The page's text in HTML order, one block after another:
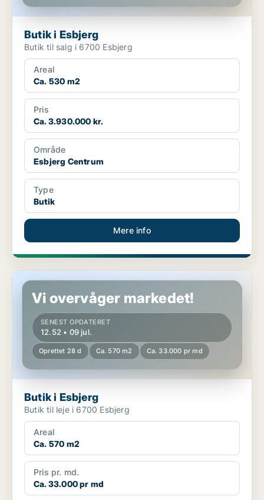
Butik i Esbjerg
Butik til salg i 6700 Esbjerg
Areal
Ca. 530 m2
Pris
Ca. 3.930.000 kr.
Område
Esbjerg Centrum
Type
Butik
Mere info
Butik i Esbjerg
Vi overvåger markedet!
SENEST OPDATERET
12.52 • 09 jul.
Oprettet 28 d Ca. 570 m2 Ca. 33.000 pr md
Butik i Esbjerg
Butik til leje i 6700 Esbjerg
Areal
Ca. 570 m2
Pris pr. md.
Ca. 33.000 pr md